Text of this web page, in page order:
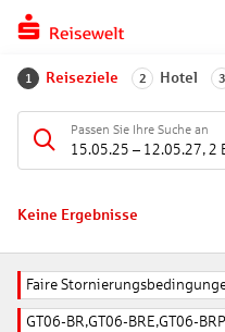
1 Reiseziele 2 Hotel 3
Passen Sie Ihre Suche an
15.05.25 – 12.05.27, 2
Keine Ergebnisse
Faire
GT06-BR,GT06-BRE,GT06-BRP